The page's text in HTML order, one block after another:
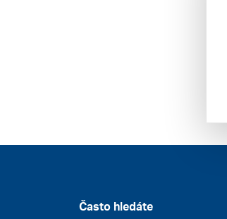
Často hledáte